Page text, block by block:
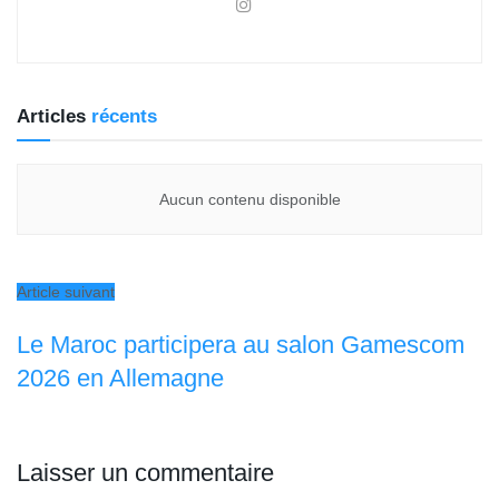
Articles récents
Aucun contenu disponible
Article suivant
Le Maroc participera au salon Gamescom
2026 en Allemagne
Laisser un commentaire